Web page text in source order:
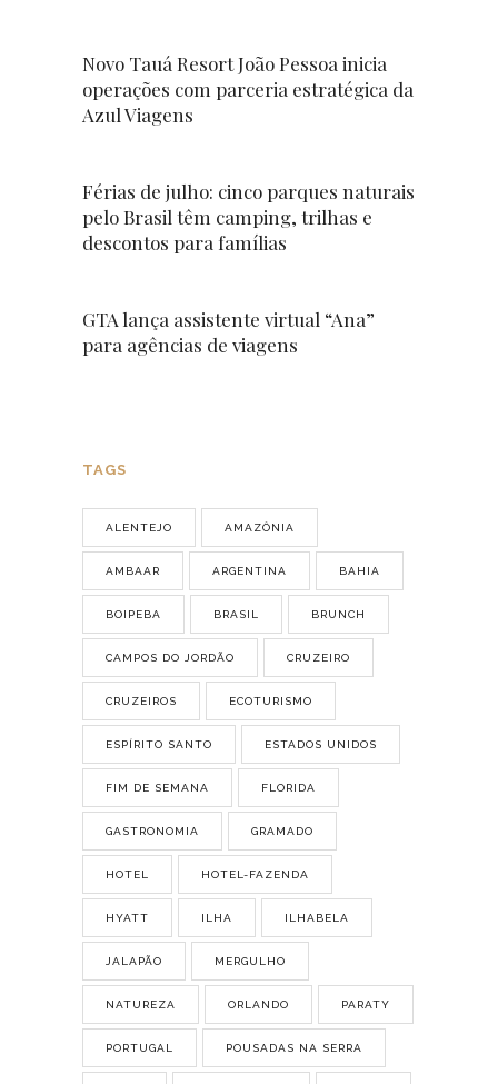
Novo Tauá Resort João Pessoa inicia
operações com parceria estratégica da
Azul Viagens
Férias de julho: cinco parques naturais
pelo Brasil têm camping, trilhas e
descontos para famílias
GTA lança assistente virtual “Ana”
para agências de viagens
TAGS
ALENTEJO AMAZÔNIA
AMBAAR ARGENTINA BAHIA
BOIPEBA BRASIL BRUNCH
CAMPOS DO JORDÃO CRUZEIRO
CRUZEIROS ECOTURISMO
ESPÍRITO SANTO ESTADOS UNIDOS
FIM DE SEMANA FLORIDA
GASTRONOMIA GRAMADO
HOTEL HOTEL-FAZENDA
HYATT ILHA ILHABELA
JALAPÃO MERGULHO
NATUREZA ORLANDO PARATY
PORTUGAL POUSADAS NA SERRA